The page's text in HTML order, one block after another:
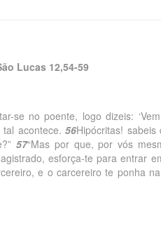
Lucas 12,54-59
se no poente, logo dizeis:
tal acontece.56Hipócritas!
57“Mas por que, por vós
esforça-te para entrar
e o carcereiro te ponha